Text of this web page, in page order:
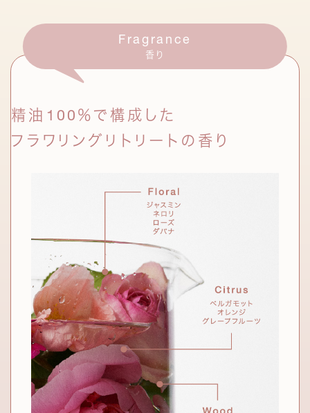
ハトムギ種子発酵液
スキンケアに多く用いられる素材・ハト
をサポートする力をもつ。
サイエンス成分
アゼライン酸誘導体
小麦やライ麦などの穀類や酵母に含
まれる天然由来の酸。誘導体を配合
し、穏やかな使用感に。
ナイアシンアミド
ビタミンB3と呼ばれるビタミンB群
の一種。さまざまな美肌作用をもつ
ことで知られる。
ヒト型ナノセラミド
肌に欠かせない保湿成分のひとつで
あるセラミド。3種のヒト型セラミドを
ナノ化して配合することで、角層へす
っとなじむ。
シリーズ共通の3種を含む
合計5種のヒト型セラミドをナノカプセル化。
お手入れのスタート段階で角層に届けることで、
うるおいを抱え込める肌が持続。
エッセンス ウォーター
発酵液ナノカプセル
シリーズ共通成分である2種の発酵液を、
セラミドとともにカプセル化。
角層のすみずみまでなじんでうるおいを長時間保ち、
肌本来の美肌菌をサポート。
*10セラミドNG、セラミドNP、セラミドAP、
セラミドAG、セラミドEOP(保湿)
乳酸桿菌/ハイビスカス花発酵液、
サッカロミセス/ハトムギ種子発酵液、セラミドNG、
セラミドNP、セラミドAP(すべて保湿)
Fragrance
香り
精油100％で構成した
フラワリングリトリートの香り